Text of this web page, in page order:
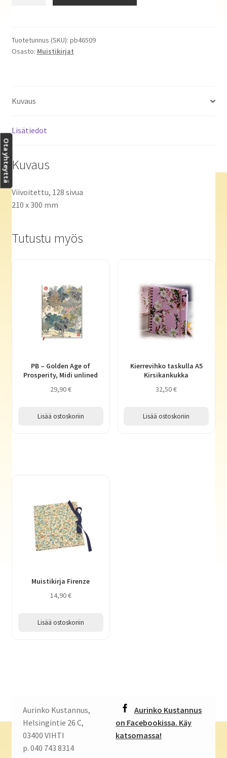
Tuotetunnus (SKU): pb46509
Osasto: Muistikirjat
Kuvaus
Lisätiedot
Kuvaus
Viivoitettu, 128 sivua
210 x 300 mm
Tutustu myös
PB – Golden Age of
Prosperity, Midi unlined
29,90€
Lisää ostoskoriin
Kierrevihko taskulla A5
Kirsikankukka
32,50€
Lisää ostoskoriin
Muistikirja Firenze
14,90€
Lisää ostoskoriin
Aurinko Kustannus,
Helsingintie 26 C,
03400 VIHTI
p. 040 743 8314
Aurinko Kustannus
on Facebookissa. Käy
katsomassa!
Ota yhteyttä